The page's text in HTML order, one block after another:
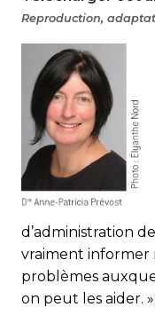
Reproduction,
d’administration
vraiment informer
problèmes
on peut les aider. »